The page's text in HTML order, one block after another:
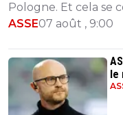
Pologne. Et cela se
attendu dans les
ASSE07 août , 9:00
le